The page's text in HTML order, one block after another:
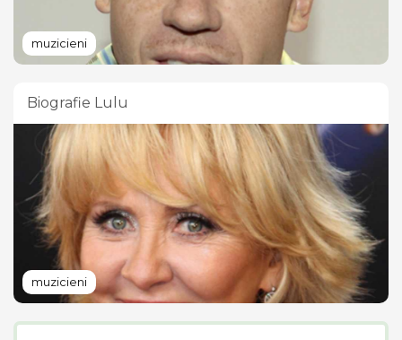
muzicieni
Biografie Lulu
muzicieni